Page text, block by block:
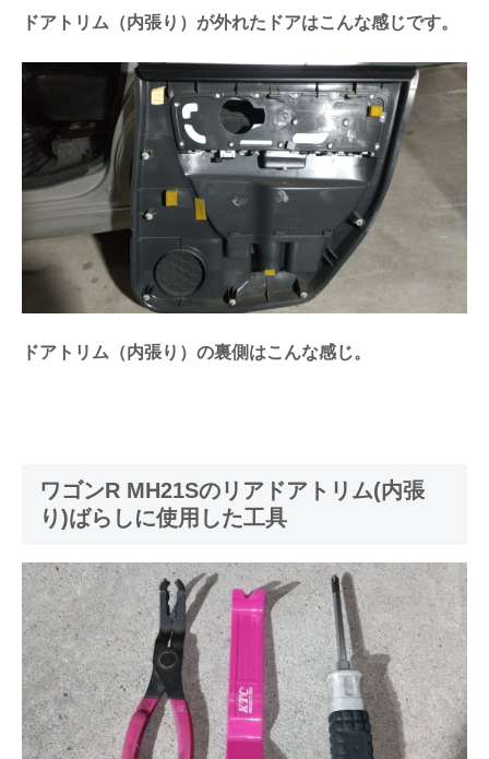
ドアトリム（内張り）が外れたドアはこんな感じです。
ドアトリム（内張り）の裏側はこんな感じ。
ワゴンR MH21Sのリアドアトリム(内張
り)ばらしに使用した工具